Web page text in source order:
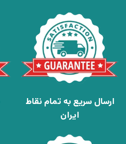
ارسال سریع به تمام نقاط
ایران